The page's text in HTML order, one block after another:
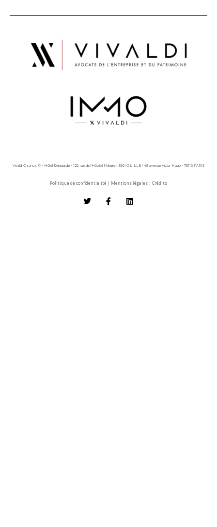
Vivaldi Chronos © - Hôtel Delagarde - 120, rue de l'Hôpital Militaire - 59043 LILLE / 45 avenue Victor Hugo - 75116 PARIS
Politique de confidentialité | Mentions légales | Crédits